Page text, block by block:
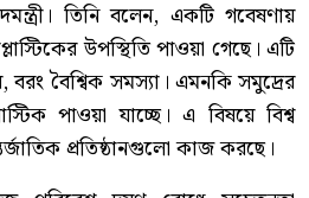
তিনি বলেন, একটি গবেষণায়
উপস্থিতি পাওয়া গেছে। এটি
বৈশ্বিক সমস্যা। এমনকি সমুদ্রের
পাওয়া যাচ্ছে। এ বিষয়ে বিশ্ব
প্রতিষ্ঠানগুলো কাজ করছে।